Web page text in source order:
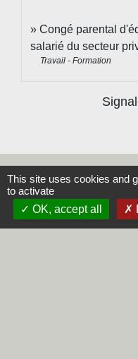
Congé parental
salarié du secteur
Travail - Formation
Contacts
Commune de Steene
This site uses cookies and
to activate
OK, accept all